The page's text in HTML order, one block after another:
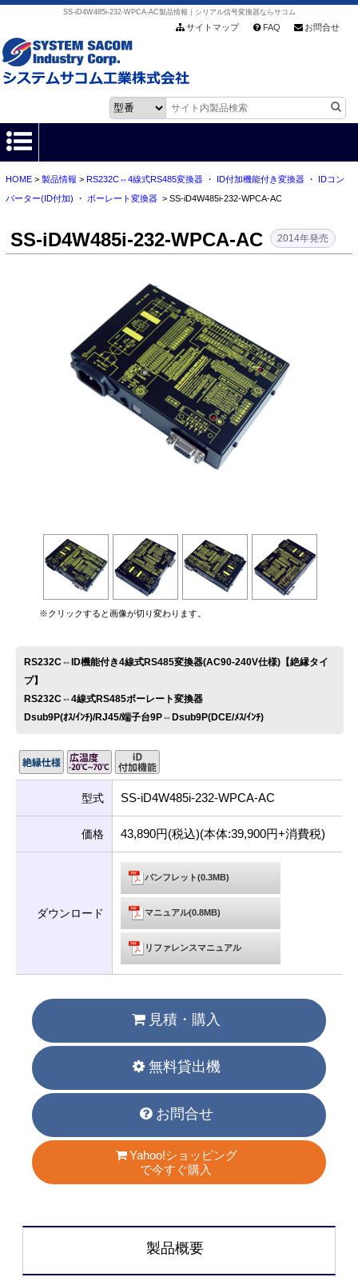
SS-iD4W485i-232-WPCA-AC製品情報｜シリアル信号変換器ならサコム
サイトマップ FAQ お問合せ
HOME
各種ダウンロード
お客様サポート
会社情報
お問い合わせ
HOME> 製品情報 > RS232C⇔4線式RS485変換器・ ID付加機能付き変換器・
IDコン
バーター(ID付加) ・ ボーレート変換器> SS-iD4W485i-232-WPCA-AC
SS-iD4W485i-232-WPCA-AC 2014年発売
※クリックすると画像が切り変わります。
RS232C⇔ID機能付き4線式RS485変換器(AC90-240V仕様)【絶縁タイ
プ】
RS232C⇔4線式RS485ボーレート変換器
Dsub9P(ｵｽ/ｲﾝﾁ)/RJ45/端子台9P⇔Dsub9P(DCE/ﾒｽ/ｲﾝﾁ)
型式 SS-iD4W485i-232-WPCA-AC
価格 43,890円(税込)(本体:39,900円+消費税)
ダウンロード
パンフレット(0.3MB)
マニュアル(0.8MB)
リファレンスマニュアル
見積・購入
無料貸出機
お問合せ
Yahoo!ショッピング
で今すぐ購入
製品概要